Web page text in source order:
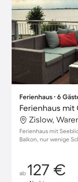
Ferienhaus ∙ 6
Zislow,
Ferienhaus mit
Balkon, nur wenige
ab 127 €